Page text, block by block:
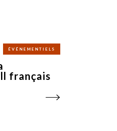
ÉVÉNEMENTIELS
français